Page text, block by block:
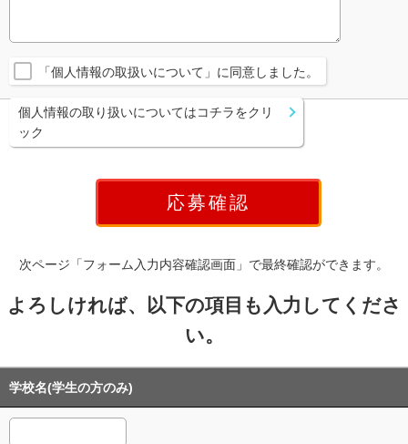
「個人情報の取扱いについて」に同意しました。
個人情報の取り扱いについてはコチラをクリ
ック
次ページ「フォーム入力内容確認画面」で最終確認ができます。
よろしければ、以下の項目も入力してくださ
い。
学校名(学生の方のみ)